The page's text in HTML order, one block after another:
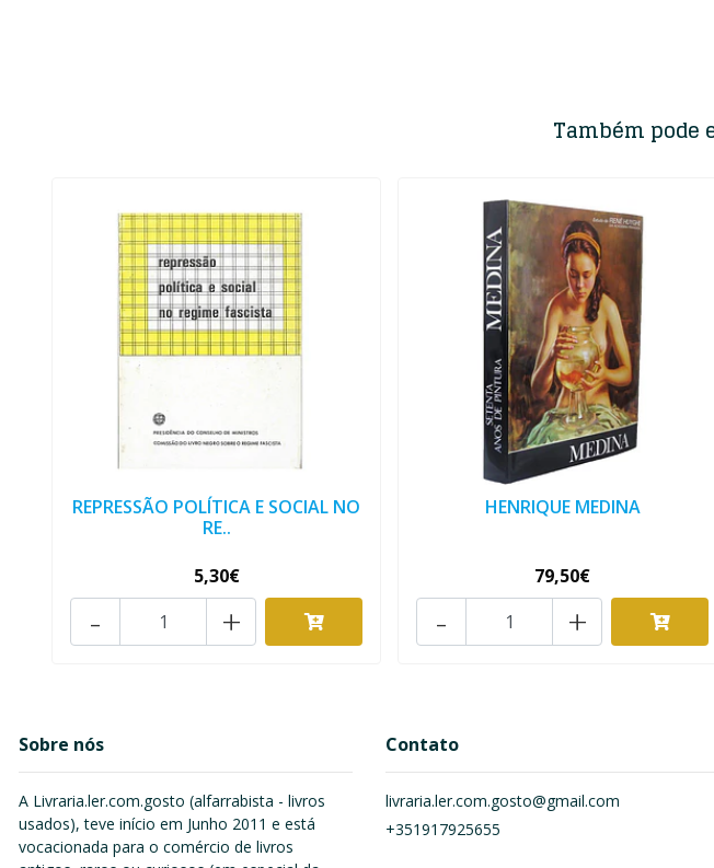
Também pode
REPRESSÃO POLÍTICA E SOCIAL NO
RE..
5,30€
+
-
HENRIQUE MEDINA
79,50€
+
-
Sobre nós
A Livraria.ler.com.gosto (alfarrabista - livros
usados), teve início em Junho 2011 e está
vocacionada para o comércio de livros
Contato
livraria.ler.com.gosto@gmail.com
+351917925655